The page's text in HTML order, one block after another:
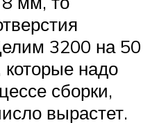
3200 на 50
надо
сборки,
вырастет.